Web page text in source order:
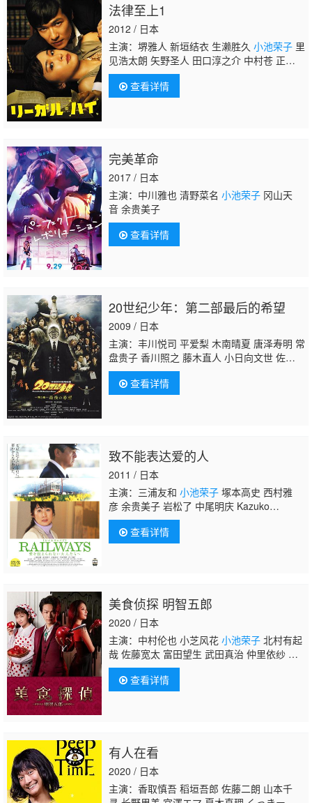
法律至上1
2012 / 日本
主演：堺雅人 新垣结衣 生濑胜久 小池荣子里
见浩太朗 矢野圣人 田口淳之介 中村苍 正名仆
蔵 六角慎司 波瑠 津村知与支 中原丈雄 福田
沙纪 野添义弘 鹤见辰吾 洼田正孝 小出早
织 友近 永山绚斗 原田夏希 东根作寿英 阿知
公 丸山智己 木南晴夏 伊吹吾郎 山谷初男 中
村敦夫 吉川爱 小泽真珠 冈山一 坂口涌久 丹
古母鬼马二 千叶雅子 左时枝 二瓶鲛一 田村泰
二郎 横内正 西
查看详情
完美革命
2017 / 日本
主演：中川雅也 清野菜名 小池荣子冈山天
音 余贵美子
查看详情
20世纪少年：第二部最后的希望
2009 / 日本
主演：丰川悦司 平爱梨 木南晴夏 唐泽寿明 常
盘贵子 香川照之 藤木直人 小日向文世 佐佐木
藏之介 森山未来 古田新太
查看详情
致不能表达爱的人
2011 / 日本
主演：三浦友和 小池荣子塚本高史 西村雅
彦 余贵美子 岩松了 中尾明庆 Kazuko
Yoshiyuki 饭田基祐 美知枝 仁科亚季子
查看详情
美食侦探 明智五郎
2020 / 日本
主演：中村伦也 小芝风花 小池荣子北村有起
哉 佐藤宽太 富田望生 武田真治 仲里依纱 志
田未来 财前直见 茂吕师冈
查看详情
有人在看
2020 / 日本
主演：香取慎吾 稻垣吾郎 佐藤二朗 山本千